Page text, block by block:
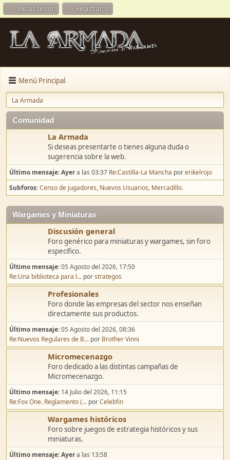
Iniciar sesión Registrarse
Menú Principal
La Armada
Comunidad
La Armada
Si deseas presentarte o tienes alguna duda o
sugerencia sobre la web.
Último mensaje:Ayera las 03:37 Re:Castilla-La Mancha porerikelrojo
Subforos Censo de jugadores Nuevos Usuarios Mercadillo.
Wargames y Miniaturas
Discusión general
Foro genérico para miniaturas y wargames, sin foro
especifico.
Último mensaje:05 Agosto del 2026, 17:50
Re:Una biblioteca para l... porstrategos
Profesionales
Foro donde las empresas del sector nos enseñan
directamente sus productos.
Último mensaje:05 Agosto del 2026, 08:36
Re:Nuevos Regulares de B... por Brother Vinni
Micromecenazgo
Foro dedicado a las distintas campañas de
Micromecenazgo.
Último mensaje: 14 Julio del 2026, 11:15
Re:Fox One. Reglamento (... porCelebfin
Wargames históricos
Foro sobre juegos de estrategia históricos y sus
miniaturas.
Último mensaje:Ayera las 13:58